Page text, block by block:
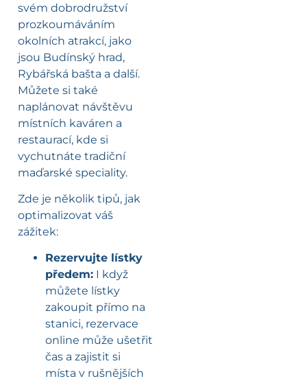
svém dobrodružství
prozkoumáváním
okolních atrakcí, jako
jsou Budínský hrad,
Rybářská bašta a další.
Můžete si také
naplánovat návštěvu
místních kaváren a
restaurací, kde si
vychutnáte tradiční
maďarské speciality.
Zde je několik tipů, jak
optimalizovat váš
zážitek:
Rezervujte lístky
předem: I když
můžete lístky
zakoupit přímo na
stanici, rezervace
online může ušetřit
čas a zajistit si
místa v rušnějších